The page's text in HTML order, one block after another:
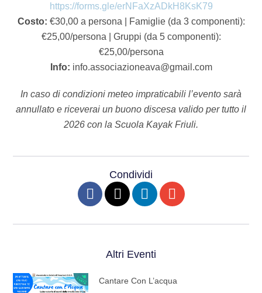
https://forms.gle/erNFaXzADkH8KsK79
Costo: €30,00 a persona | Famiglie (da 3 componenti):
€25,00/persona | Gruppi (da 5 componenti):
€25,00/persona
Info: info.associazioneava@gmail.com
In caso di condizioni meteo impraticabili l’evento sarà
annullato e riceverai un buono discesa valido per tutto il
2026 con la Scuola Kayak Friuli.
Condividi
Altri Eventi
Cantare Con L’acqua